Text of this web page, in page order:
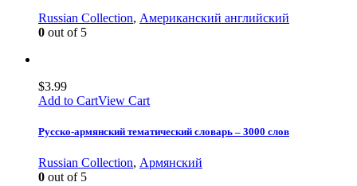
Russian Collection, Американский английский
0 out of 5
$3.99
Add to CartView Cart
Русско-армянский тематический словарь – 3000 слов
Russian Collection, Армянский
0 out of 5